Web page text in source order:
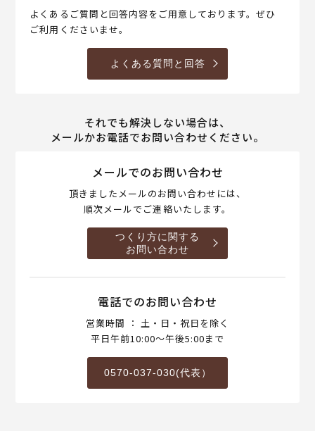
よくあるご質問と回答内容をご用意しております。ぜひ
ご利用くださいませ。
よくある質問と回答
それでも解決しない場合は、
メールかお電話でお問い合わせください。
メールでのお問い合わせ
頂きましたメールのお問い合わせには、
順次メールでご連絡いたします。
つくり方に関する
お問い合わせ
電話でのお問い合わせ
営業時間 ： 土・日・祝日を除く
平日午前10:00～午後5:00まで
0570-037-030(代表）